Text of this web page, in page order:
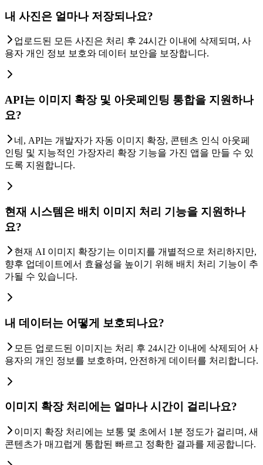
내 사진은 얼마나 저장되나요?
업로드된 모든 사진은 처리 후 24시간 이내에 삭제되며, 사
용자 개인 정보 보호와 데이터 보안을 보장합니다.
API는 이미지 확장 및 아웃페인팅 통합을 지원하나
요?
네, API는 개발자가 자동 이미지 확장, 콘텐츠 인식 아웃페
인팅 및 지능적인 가장자리 확장 기능을 가진 앱을 만들 수 있
도록 지원합니다.
현재 시스템은 배치 이미지 처리 기능을 지원하나
요?
현재 AI 이미지 확장기는 이미지를 개별적으로 처리하지만,
향후 업데이트에서 효율성을 높이기 위해 배치 처리 기능이 추
가될 수 있습니다.
내 데이터는 어떻게 보호되나요?
모든 업로드된 이미지는 처리 후 24시간 이내에 삭제되어 사
용자의 개인 정보를 보호하며, 안전하게 데이터를 처리합니다.
이미지 확장 처리에는 얼마나 시간이 걸리나요?
이미지 확장 처리에는 보통 몇 초에서 1분 정도가 걸리며, 새
콘텐츠가 매끄럽게 통합된 빠르고 정확한 결과를 제공합니다.